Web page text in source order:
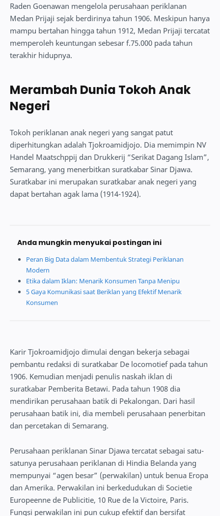
Raden Goenawan mengelola perusahaan periklanan
Medan Prijaji sejak berdirinya tahun 1906. Meskipun hanya
mampu bertahan hingga tahun 1912, Medan Prijaji tercatat
memperoleh keuntungan sebesar f.75.000 pada tahun
terakhir hidupnya.
Merambah Dunia Tokoh Anak
Negeri
Tokoh periklanan anak negeri yang sangat patut
diperhitungkan adalah Tjokroamidjojo. Dia memimpin NV
Handel Maatschppij dan Drukkerij “Serikat Dagang Islam”,
Semarang, yang menerbitkan suratkabar Sinar Djawa.
Suratkabar ini merupakan suratkabar anak negeri yang
dapat bertahan agak lama (1914-1924).
Anda mungkin menyukai postingan ini
Peran Big Data dalam Membentuk Strategi Periklanan
Modern
Etika dalam Iklan: Menarik Konsumen Tanpa Menipu
5 Gaya Komunikasi saat Beriklan yang Efektif Menarik
Konsumen
Karir Tjokroamidjojo dimulai dengan bekerja sebagai
pembantu redaksi di suratkabar De locomotief pada tahun
1906. Kemudian menjadi penulis naskah iklan di
suratkabar Pemberita Betawi. Pada tahun 1908 dia
mendirikan perusahaan batik di Pekalongan. Dari hasil
perusahaan batik ini, dia membeli perusahaan penerbitan
dan percetakan di Semarang.
Perusahaan periklanan Sinar Djawa tercatat sebagai satu-
satunya perusahaan periklanan di Hindia Belanda yang
mempunyai “agen besar” (perwakilan) untuk benua Eropa
dan Amerika. Perwakilan ini berkedudukan di Societie
Europeenne de Publicitie, 10 Rue de la Victoire, Paris.
Fungsi perwakilan ini pun cukup efektif dan bersifat